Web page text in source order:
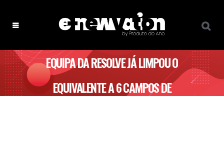
EQUIPA DA RESOLVE JÁ LIMPOU O
EQUIVALENTE A 6 CAMPOS DE